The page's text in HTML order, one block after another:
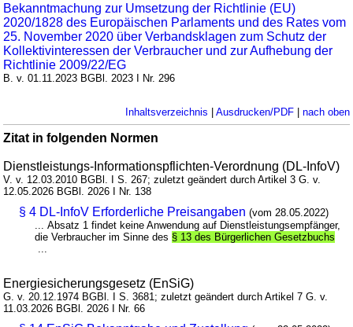
Bekanntmachung zur Umsetzung der Richtlinie (EU)
2020/1828 des Europäischen Parlaments und des Rates vom
25. November 2020 über Verbandsklagen zum Schutz der
Kollektivinteressen der Verbraucher und zur Aufhebung der
Richtlinie 2009/22/EG
B. v. 01.11.2023 BGBl. 2023 I Nr. 296
Inhaltsverzeichnis | Ausdrucken/PDF| nach oben
Zitat in folgenden Normen
Dienstleistungs-Informationspflichten-Verordnung (DL-InfoV)
V. v. 12.03.2010 BGBl. I S. 267; zuletzt geändert durch Artikel 3 G. v.
12.05.2026 BGBl. 2026 I Nr. 138
§ 4 DL-InfoV Erforderliche Preisangaben (vom 28.05.2022)
... Absatz 1 findet keine Anwendung auf Dienstleistungsempfänger,
die Verbraucher im Sinne des § 13 des Bürgerlichen Gesetzbuchs
Energiesicherungsgesetz (EnSiG)
G. v. 20.12.1974 BGBl. I S. 3681; zuletzt geändert durch Artikel 7 G. v.
11.03.2026 BGBl. 2026 I Nr. 66